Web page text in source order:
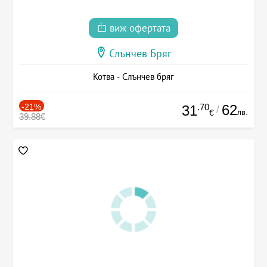
виж офертата
Слънчев Бряг
Котва - Слънчев бряг
-21%
39.88€ 31.70
€ / 62лв.